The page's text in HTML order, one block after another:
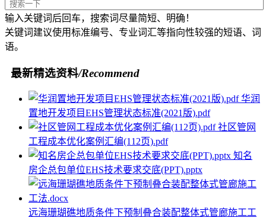
输入关键词后回车，搜索词尽量简短、明确！
关键词建议使用标准编号、专业词汇等指向性较强的短语、词
语。
最新精选资料/Recommend
华润
置地开发项目EHS管理状态标准(2021版).pdf
社区管网
工程成本优化案例汇编(112页).pdf
知名
房企总包单位EHS技术要求交底(PPT).pptx
远海珊瑚礁地质条件下预制叠合装配整体式管廊施工工